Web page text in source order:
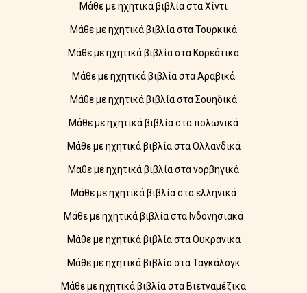
Μάθε με ηχητικά βιβλία στα Χίντι
Μάθε με ηχητικά βιβλία στα Τουρκικά
Μάθε με ηχητικά βιβλία στα Κορεάτικα
Μάθε με ηχητικά βιβλία στα Αραβικά
Μάθε με ηχητικά βιβλία στα Σουηδικά
Μάθε με ηχητικά βιβλία στα πολωνικά
Μάθε με ηχητικά βιβλία στα Ολλανδικά
Μάθε με ηχητικά βιβλία στα νορβηγικά
Μάθε με ηχητικά βιβλία στα ελληνικά
Μάθε με ηχητικά βιβλία στα Ινδονησιακά
Μάθε με ηχητικά βιβλία στα Ουκρανικά
Μάθε με ηχητικά βιβλία στα Ταγκάλογκ
Μάθε με ηχητικά βιβλία στα Βιετναμέζικα